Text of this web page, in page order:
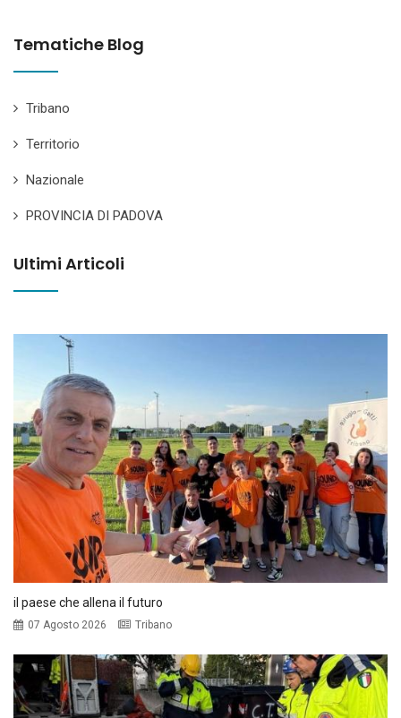
Tematiche Blog
Tribano
Territorio
Nazionale
PROVINCIA DI PADOVA
Ultimi Articoli
il paese che allena il futuro
07 Agosto 2026 Tribano